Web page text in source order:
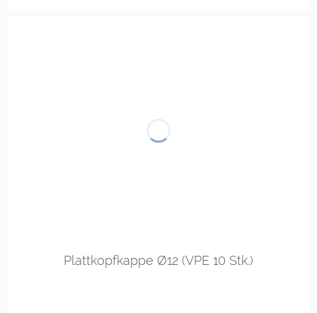
in vielen Varianten
Plattkopfkappe Ø12 (VPE 10 Stk.)